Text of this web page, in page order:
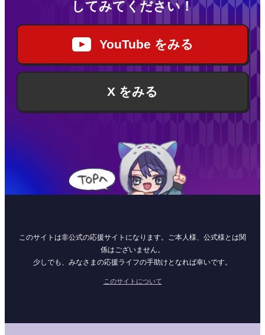
してみてください！
YouTube をみる
X をみる
このサイトは非公式の応援サイトになります。ご本人様、公式様とは関
係はございません。
少しでも、みなさまの応援ライフの手助けとなれば幸いです。
このサイトについて